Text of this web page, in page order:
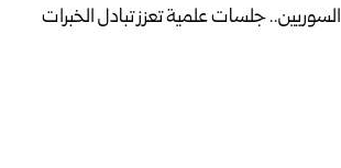
السوريين.. جلسات علمية تعزز تبادل الخبرات